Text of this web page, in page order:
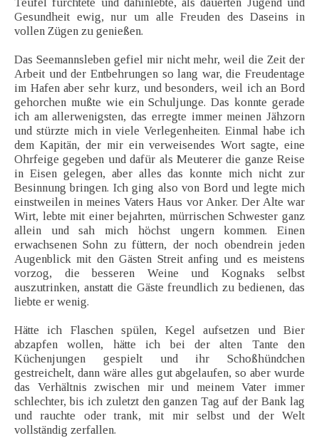
Teufel fürchtete und dahinlebte, als dauerten Jugend und
Gesundheit ewig, nur um alle Freuden des Daseins in
vollen Zügen zu genießen.
Das Seemannsleben gefiel mir nicht mehr, weil die Zeit der
Arbeit und der Entbehrungen so lang war, die Freudentage
im Hafen aber sehr kurz, und besonders, weil ich an Bord
gehorchen mußte wie ein Schuljunge. Das konnte gerade
ich am allerwenigsten, das erregte immer meinen Jähzorn
und stürzte mich in viele Verlegenheiten. Einmal habe ich
dem Kapitän, der mir ein verweisendes Wort sagte, eine
Ohrfeige gegeben und dafür als Meuterer die ganze Reise
in Eisen gelegen, aber alles das konnte mich nicht zur
Besinnung bringen. Ich ging also von Bord und legte mich
einstweilen in meines Vaters Haus vor Anker. Der Alte war
Wirt, lebte mit einer bejahrten, mürrischen Schwester ganz
allein und sah mich höchst ungern kommen. Einen
erwachsenen Sohn zu füttern, der noch obendrein jeden
Augenblick mit den Gästen Streit anfing und es meistens
vorzog, die besseren Weine und Kognaks selbst
auszutrinken, anstatt die Gäste freundlich zu bedienen, das
liebte er wenig.
Hätte ich Flaschen spülen, Kegel aufsetzen und Bier
abzapfen wollen, hätte ich bei der alten Tante den
Küchenjungen gespielt und ihr Schoßhündchen
gestreichelt, dann wäre alles gut abgelaufen, so aber wurde
das Verhältnis zwischen mir und meinem Vater immer
schlechter, bis ich zuletzt den ganzen Tag auf der Bank lag
und rauchte oder trank, mit mir selbst und der Welt
vollständig zerfallen.